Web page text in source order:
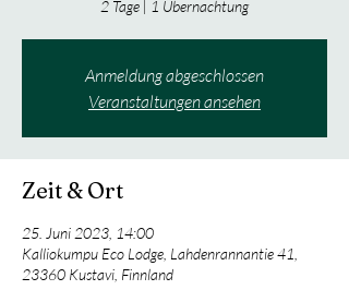
2 Tage | 1 Übernachtung
Anmeldung abgeschlossen
Veranstaltungen ansehen
Zeit & Ort
25. Juni 2023, 14:00
Kalliokumpu Eco Lodge, Lahdenrannantie 41,
23360 Kustavi, Finnland